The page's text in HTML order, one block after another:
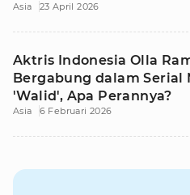
Asia 23 April 2026
Aktris Indonesia Olla
Bergabung dalam Serial
'Walid', Apa Perannya?
Asia 6 Februari 2026